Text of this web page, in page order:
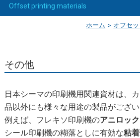
Offset printing materials
オフセ
ホーム >
その他
日本シーマの印刷機用関連資材は、
品以外にも様々な用途の製品がござい
例えば、フレキソ印刷機のアニロッ
シール印刷機の糊落としに有効な粘